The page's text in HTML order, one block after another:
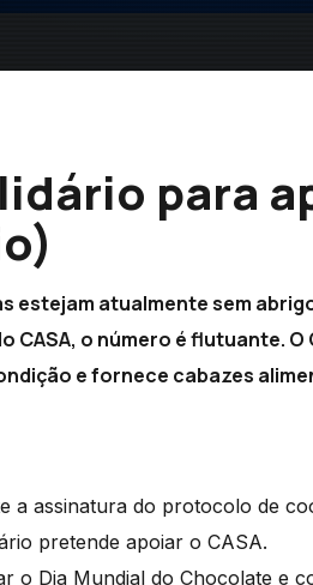
para
estejam atualmente sem
CASA, o número é flutuante.
e fornece cabazes
a assinatura do protocolo de
pretende apoiar o CASA.
o Dia Mundial do Chocolate e